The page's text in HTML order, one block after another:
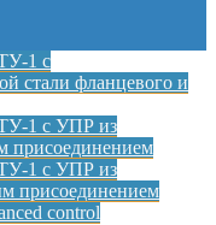
1 с
стали фланцевого и
1 с УПР из
присоединением
1 с УПР из
присоединением
control